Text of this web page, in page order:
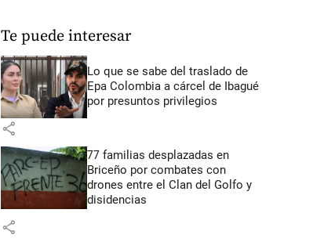
Te puede interesar
Lo que se sabe del traslado de
Epa Colombia a cárcel de Ibagué
por presuntos privilegios
share
77 familias desplazadas en
Briceño por combates con
drones entre el Clan del Golfo y
disidencias
share